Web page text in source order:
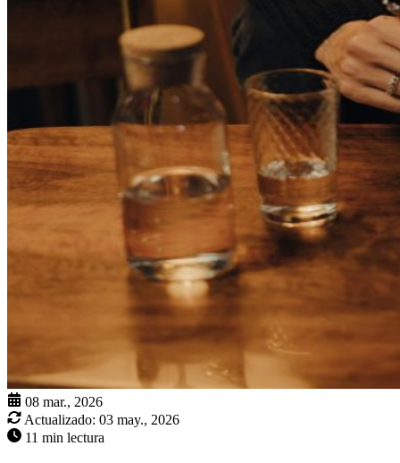
08 mar., 2026
Actualizado: 03 may., 2026
11 min lectura